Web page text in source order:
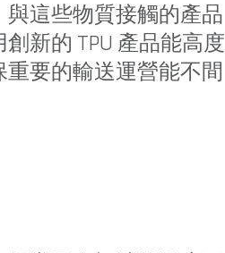
這些物質接觸的產品
新的 TPU 產品能高度
要的輸送運營能不間